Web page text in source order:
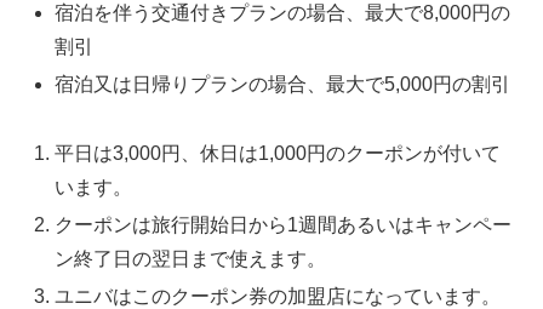
宿泊を伴う交通付きプランの場合、最大で8,000円の
割引
宿泊又は日帰りプランの場合、最大で5,000円の割引
平日は3,000円、休日は1,000円のクーポンが付いて
います。
クーポンは旅行開始日から1週間あるいはキャンペー
ン終了日の翌日まで使えます。
ユニバはこのクーポン券の加盟店になっています。